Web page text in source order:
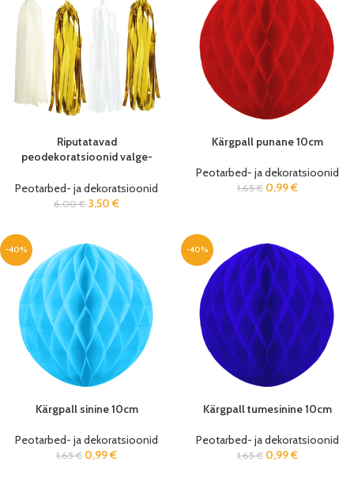
Riputatavad
peodekoratsioonid valge-
Peotarbed- ja dekoratsioonid
6,00€ 3,50 €
Kärgpall punane 10cm
Peotarbed- ja dekoratsioonid
1,65€ 0,99€
-40%
Kärgpall sinine 10cm
Peotarbed- ja dekoratsioonid
1,65€ 0,99€
-40%
Kärgpall tumesinine 10cm
Peotarbed- ja dekoratsioonid
1,65€ 0,99€